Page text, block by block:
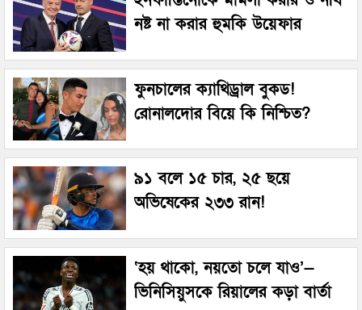
নষ্ট না করার হুমকি উয়েফার
ফুনচালের ক্যাথিড্রাল বুকড!
রোনালদোর বিয়ে কি নিশ্চিত?
৯১ বলে ১৫ চার, ২৫ ছয়ে
অভিষেকের ২৩৩ রান!
‘হয় থাকো, নয়তো চলে যাও’—
ভিনিসিয়ুসকে রিয়ালের কড়া বার্তা